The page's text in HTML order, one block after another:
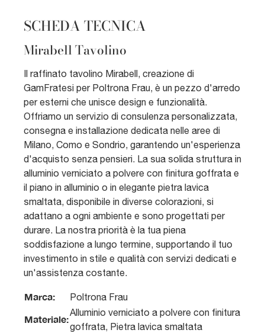
SCHEDA TECNICA
Mirabell Tavolino
Il raffinato tavolino Mirabell, creazione di
GamFratesi per Poltrona Frau, è un pezzo d'arredo
per esterni che unisce design e funzionalità.
Offriamo un servizio di consulenza personalizzata,
consegna e installazione dedicata nelle aree di
Milano, Como e Sondrio, garantendo un'esperienza
d'acquisto senza pensieri. La sua solida struttura in
alluminio verniciato a polvere con finitura goffrata e
il piano in alluminio o in elegante pietra lavica
smaltata, disponibile in diverse colorazioni, si
adattano a ogni ambiente e sono progettati per
durare. La nostra priorità è la tua piena
soddisfazione a lungo termine, supportando il tuo
investimento in stile e qualità con servizi dedicati e
un'assistenza costante.
Marca: Poltrona Frau
Materiale:
Alluminio verniciato a polvere con finitura
goffrata, Pietra lavica smaltata